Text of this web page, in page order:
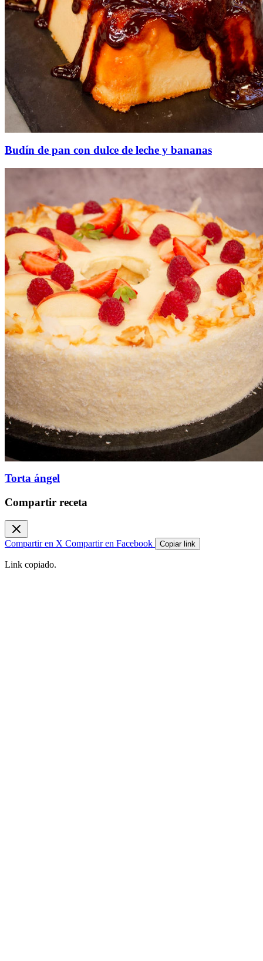
Budín de pan con dulce de leche y bananas
Torta ángel
Compartir receta
Compartir en X Compartir en Facebook Copiar link
Link copiado.